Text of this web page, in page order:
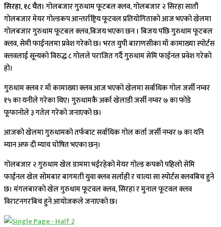
सिरहा, १८ चैत। गाेलबजार गुरुधाम फूटबल क्लव, गोलबजार २ सिरहा सातौं
गोलबजार मेयर गोल्डकप आन्तर्राष्ट्रिय फूटवल प्रतियोगिताको आज भएको खेलमा
गाेलबजार गुरुधाम फूटबल क्लव,बिजय भएका छन । बिजय पछि गुरुधाम फूटबल
क्लव, सेमी फाईनलमा प्रवेश गरेको छ। भरत युपी बाराणसीका माँ कामाख्या स्पोर्टस
क्लवलाई सून्यको विरुद्ध ८ गोलले पराजित गर्दै गुरुधाम सेमि फाईनल प्रवेश गरेको
हो।
गुरुधाम क्लव र माँ कामाख्या क्लव आज भएको खेलमा सर्वाधिक गोल जर्सी नम्वर
१५ का यनीले गरेका थिए। गुरुधामकै अर्का खेलाडी जर्सी नम्वर ७ का फोडे
फूफानोले ३ गतेल गरेको जनाएको छ।
आजको खेलमा गुरुधामको तर्फबाट सर्वाधिक गोल कर्ता जर्सी नम्वर ७ का यनि
म्यान अफ दी म्याच घोषित भएका छन्।
गोलबजार २ गुरुधाम खेल ग्राममा भईरहेको मेयर गोल्ड कपको पहिलो सेमि
फाईनल खेल सोमबार बागमती युवा क्लव सर्लाही र चात्या सा स्पोर्टस क्लवबिच हुने
छ। मंगलबारको खेल गुरुधाम फूटवल क्लव, सिरहा र मुनाल फूटवल क्लव
विराटनगरबिच हुने आयोजकले जनाएको छ।